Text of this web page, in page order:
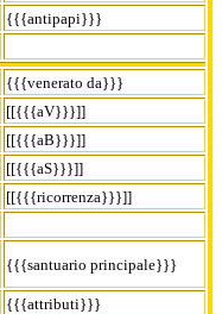
{{{antipapi}}}
{{{venerato da}}}
[[{{{aV}}}]]
[[{{{aB}}}]]
[[{{{aS}}}]]
[[{{{ricorrenza}}}]]
{{{santuario principale}}}
{{{attributi}}}